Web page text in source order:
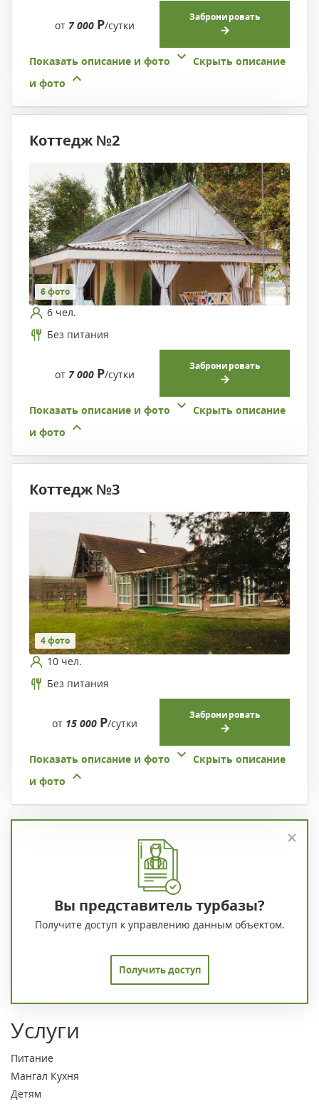
от 7 000 Р/сутки
Забронировать
Показать описание и фото
Скрыть описание
и фото
Коттедж №2
6 фото
6 чел.
Без питания
от 7 000 Р/сутки
Забронировать
Показать описание и фото
Скрыть описание
и фото
Коттедж №3
4 фото
10 чел.
Без питания
от 15 000 Р/сутки
Забронировать
Показать описание и фото
Скрыть описание
и фото
Вы представитель турбазы?
Получите доступ к управлению данным объектом.
Получить доступ
Услуги
Питание
Мангал Кухня
Детям